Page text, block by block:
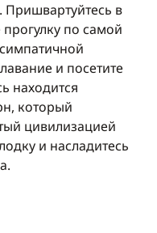
в стоимость
—
в стоимость
—
Включено в стоимость
в
по самой
и посетите
находится
который
цивилизацией
и насладитесь